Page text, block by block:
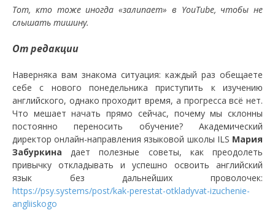
Тот, кто тоже иногда «залипает» в YouTube, чтобы не
слышать тишину.
От редакции
Наверняка вам знакома ситуация: каждый раз обещаете
себе с нового понедельника приступить к изучению
английского, однако проходит время, а прогресса всё нет.
Что мешает начать прямо сейчас, почему мы склонны
постоянно переносить обучение? Академический
директор онлайн-направления языковой школы ILS Мария
Забуркина дает полезные советы, как преодолеть
привычку откладывать и успешно освоить английский
язык без дальнейших проволочек:
https://psy.systems/post/kak-perestat-otkladyvat-izuchenie-
angliiskogo